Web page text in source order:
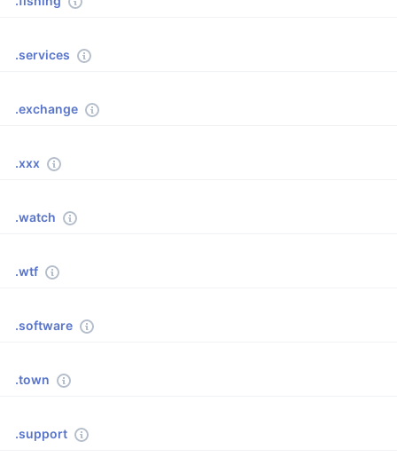
.services
.exchange
.xxx
.watch
.wtf
.software
.town
.support